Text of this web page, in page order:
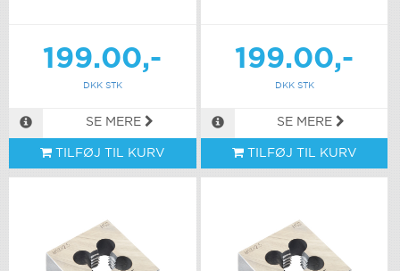
199.00,-
DKK STK
SE MERE
TILFØJ TIL KURV
199.00,-
DKK STK
SE MERE
TILFØJ TIL KURV